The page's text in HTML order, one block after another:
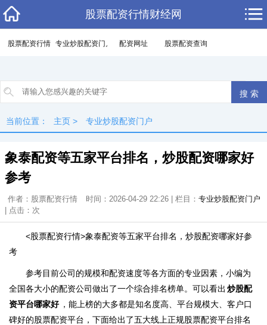
股票配资行情财经网
股票配资行情 专业炒股配资门户 配资网址 股票配资查询
当前位置： 主页 > 专业炒股配资门户
象泰配资等五家平台排名，炒股配资哪家好
参考
作者：股票配资行情 时间：2026-04-29 22:26 | 栏目： 专业炒股配资门户
| 点击： 次
<股票配资行情>象泰配资等五家平台排名，炒股配资哪家好参
考
参考目前公司的规模和配资速度等各方面的专业因素，小编为
全国各大小的配资公司做出了一个综合排名榜单。可以看出 炒股配
资平台哪家好 ，能上榜的大多都是知名度高、平台规模大、客户口
碑好的股票配资平台，下面给出了五大线上正规股票配资平台排名